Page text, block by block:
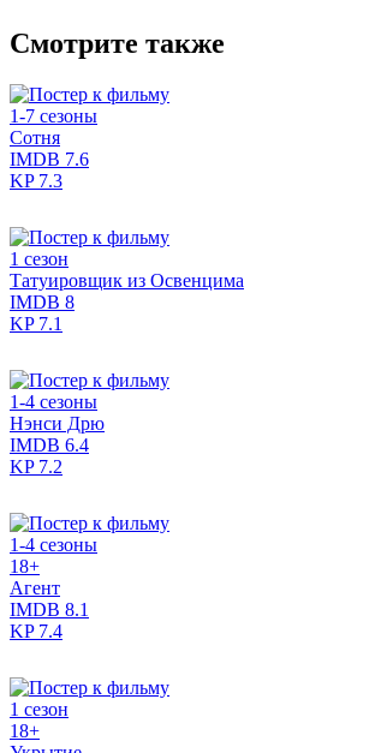
Смотрите также
1-7 сезоны
Сотня
IMDB 7.6
KP7.3
1 сезон
Татуировщик из Освенцима
IMDB 8
KP7.1
1-4 сезоны
Нэнси Дрю
IMDB 6.4
KP7.2
1-4 сезоны
18+
Агент
IMDB 8.1
KP7.4
1 сезон
18+